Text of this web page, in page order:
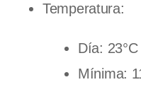
Temperatura:
Día: 23°C
Mínima: